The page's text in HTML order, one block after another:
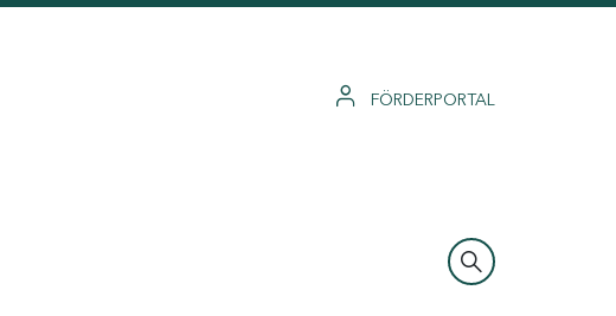
FÖRDERPORTAL